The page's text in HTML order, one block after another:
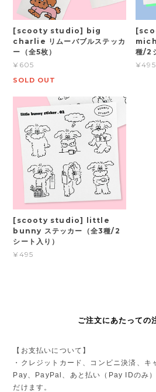
[scooty studio] big
charlie リムーバブルステッカ
ー（全5枚）
¥605
SOLD OUT
種/2
¥495
[scooty studio] little
bunny ステッカー（全3種/2
シート入り）
¥495
ご注文にあたっての
【お支払いについて】
・クレジットカード、コンビニ決済、
Pay、PayPal、あと払い（Pay IDのみ
だけます。